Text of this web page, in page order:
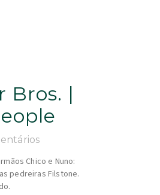
Bros. |
Chico e Nuno:
pedreiras Filstone.